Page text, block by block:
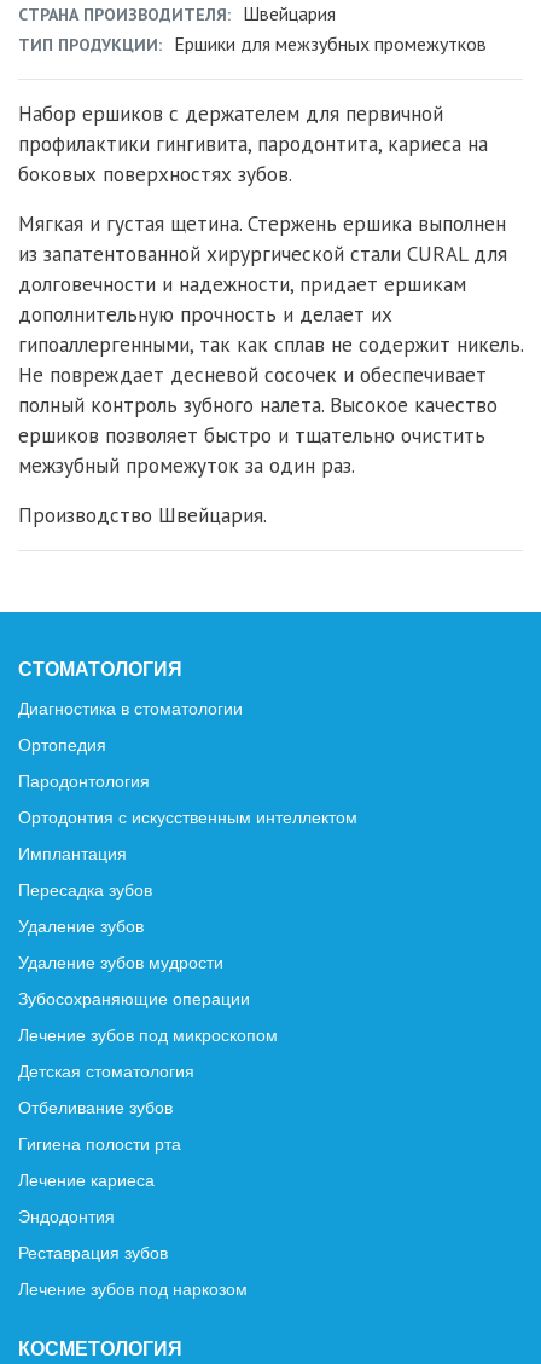
СТРАНА ПРОИЗВОДИТЕЛЯ Швейцария
ТИП ПРОДУКЦИИ Ершики для межзубных промежутков
Набор ершиков с держателем для первичной
профилактики гингивита, пародонтита, кариеса на
боковых поверхностях зубов.
Мягкая и густая щетина. Стержень ершика выполнен
из запатентованной хирургической стали CURAL для
долговечности и надежности, придает ершикам
дополнительную прочность и делает их
гипоаллергенными, так как сплав не содержит никель.
Не повреждает десневой сосочек и обеспечивает
полный контроль зубного налета. Высокое качество
ершиков позволяет быстро и тщательно очистить
межзубный промежуток за один раз.
Производство Швейцария.
СТОМАТОЛОГИЯ
Диагностика в стоматологии
Ортопедия
Пародонтология
Ортодонтия с искусственным интеллектом
Имплантация
Пересадка зубов
Удаление зубов
Удаление зубов мудрости
Зубосохраняющие операции
Лечение зубов под микроскопом
Детская стоматология
Отбеливание зубов
Гигиена полости рта
Лечение кариеса
Эндодонтия
Реставрация зубов
Лечение зубов под наркозом
КОСМЕТОЛОГИЯ